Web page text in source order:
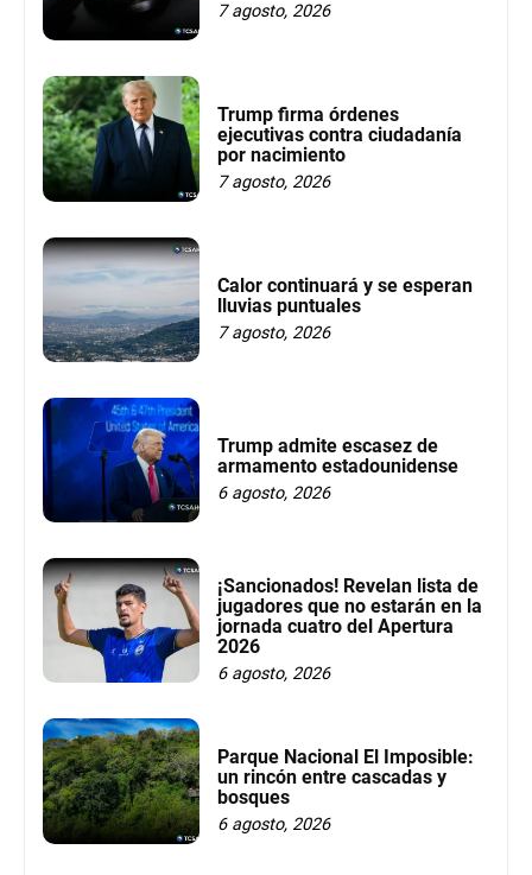
7 agosto, 2026
Trump firma órdenes
ejecutivas contra ciudadanía
por nacimiento
7 agosto, 2026
Calor continuará y se esperan
lluvias puntuales
7 agosto, 2026
Trump admite escasez de
armamento estadounidense
6 agosto, 2026
¡Sancionados! Revelan lista de
jugadores que no estarán en la
jornada cuatro del Apertura
2026
6 agosto, 2026
Parque Nacional El Imposible:
un rincón entre cascadas y
bosques
6 agosto, 2026